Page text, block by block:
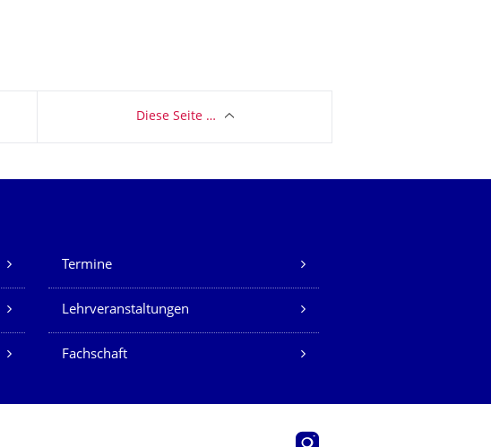
Diese Seite …
Termine
Lehrveranstaltungen
Fachschaft
Instagram